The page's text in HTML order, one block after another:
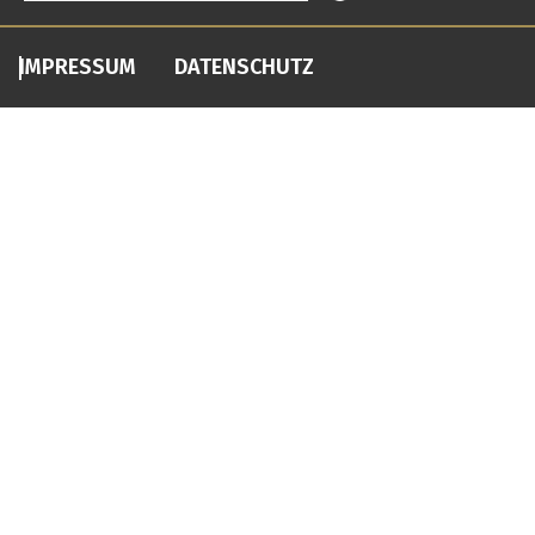
IMPRESSUM DATENSCHUTZ